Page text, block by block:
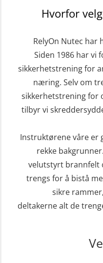
inkl.
sivile
inkl.
Hjertestarter
Kombi Søk og
(ABSBLE010)
Kondisjonstest
Ledertrening i
(OER105)
Livbåtfører
Livbåtfører
båt (HMOB)
STCW
32 t (MSE1031)
STCW Mann-
(MSE112)
STCW
sliskebåt
STCW
sjøfolk på
(MBSBLE003)
STCW
STCW
Hvorfor
RelyOn Nutec har
Siden 1986 har vi
sikkerhetstrening for
næring. Selv om
sikkerhetstrening for
tilbyr vi
Instruktørene våre er
rekke
velutstyrt brannfelt
trengs for å bistå
sikre
deltakerne alt de